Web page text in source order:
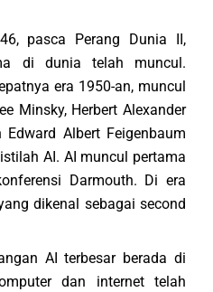
pasca Perang Dunia II,
di dunia telah muncul.
era 1950-an, muncul
Minsky, Herbert Alexander
Albert Feigenbaum
AI. AI muncul pertama
Darmouth. Di era
dikenal sebagai second
AI terbesar berada di
dan internet telah